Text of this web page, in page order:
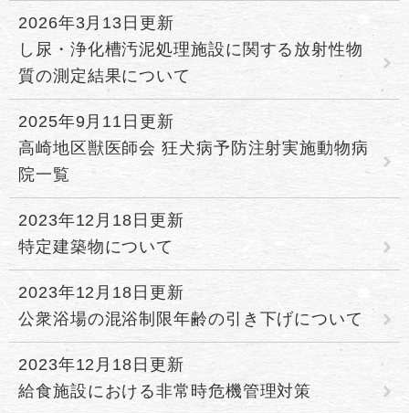
2026年3月13日更新
し尿・浄化槽汚泥処理施設に関する放射性物
質の測定結果について
2025年9月11日更新
高崎地区獣医師会 狂犬病予防注射実施動物病
院一覧
2023年12月18日更新
特定建築物について
2023年12月18日更新
公衆浴場の混浴制限年齢の引き下げについて
2023年12月18日更新
給食施設における非常時危機管理対策